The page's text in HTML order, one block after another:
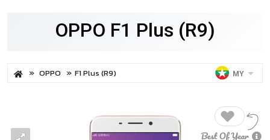
OPPO F1 Plus (R9)
OPPO F1 Plus (R9) MY